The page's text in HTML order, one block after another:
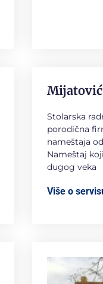
Stolarska
porodična
nameštaja
Nameštaj
dugog veka
Više o